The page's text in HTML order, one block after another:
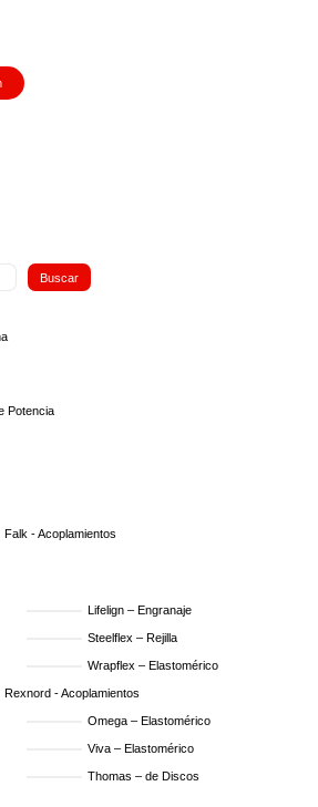
Buscar
Potencia
Falk - Acoplamientos
Lifelign – Engranaje
Steelflex – Rejilla
Wrapflex – Elastomérico
Rexnord - Acoplamientos
Omega – Elastomérico
Viva – Elastomérico
Thomas – de Discos